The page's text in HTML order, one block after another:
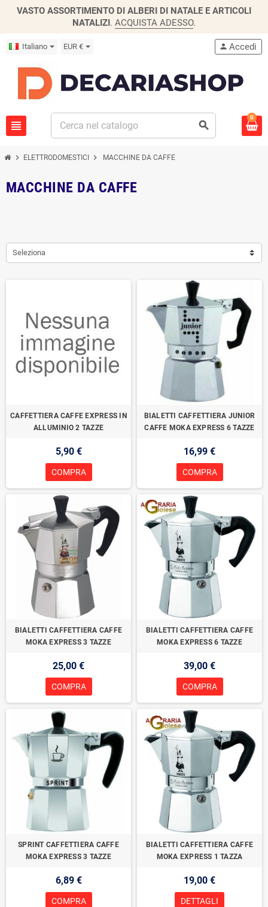
VASTO ASSORTIMENTO DI ALBERI DI NATALE E ARTICOLI
NATALIZI. ACQUISTA ADESSO.
Italiano EUR €
view_headline search
person Accedi
0
chevron_right ELETTRODOMESTICI chevron_right MACCHINE DA CAFFE
MACCHINE DA CAFFE
Seleziona
CAFFETTIERA CAFFE EXPRESS IN
ALLUMINIO 2 TAZZE
5,90 €
COMPRA
BIALETTI CAFFETTIERA JUNIOR
CAFFE MOKA EXPRESS 6 TAZZE
16,99 €
COMPRA
BIALETTI CAFFETTIERA CAFFE
MOKA EXPRESS 3 TAZZE
25,00 €
COMPRA
BIALETTI CAFFETTIERA CAFFE
MOKA EXPRESS 6 TAZZE
39,00 €
COMPRA
SPRINT CAFFETTIERA CAFFE
MOKA EXPRESS 3 TAZZE
6,89 €
COMPRA
BIALETTI CAFFETTIERA CAFFE
MOKA EXPRESS 1 TAZZA
19,00 €
DETTAGLI